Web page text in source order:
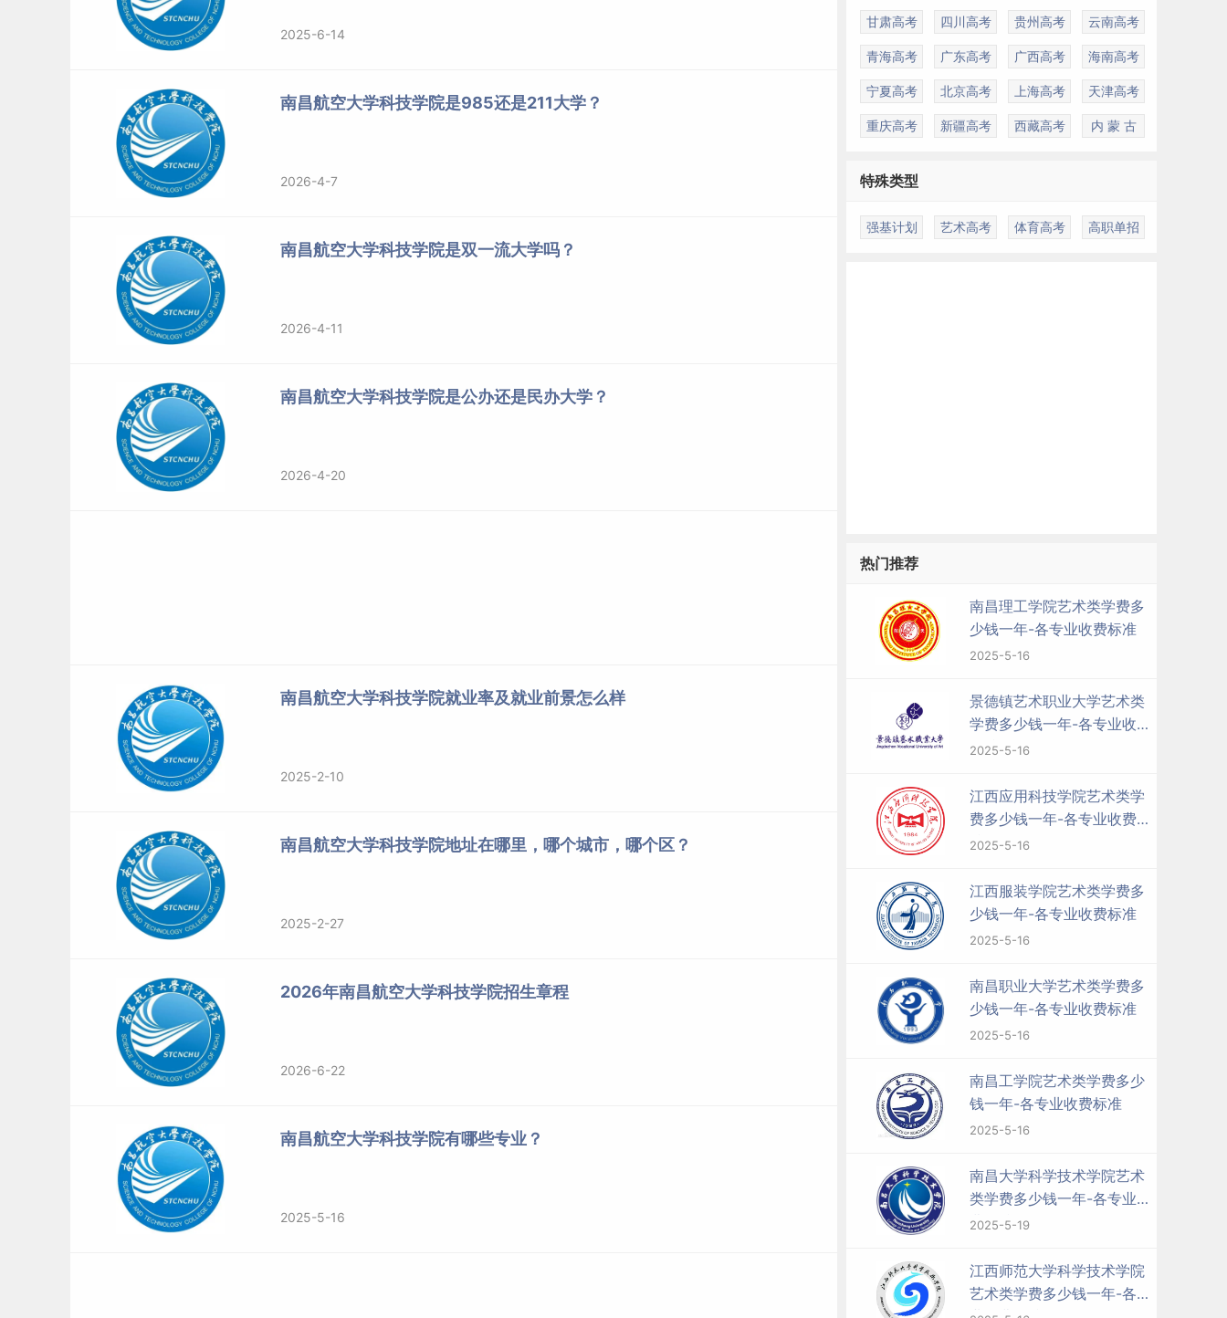
2025-6-14
南昌航空大学科技学院是985还是211大学？
2026-4-7
南昌航空大学科技学院是双一流大学吗？
2026-4-11
南昌航空大学科技学院是公办还是民办大学？
2026-4-20
南昌航空大学科技学院就业率及就业前景怎么样
2025-2-10
南昌航空大学科技学院地址在哪里，哪个城市，哪个区？
2025-2-27
2026年南昌航空大学科技学院招生章程
2026-6-22
南昌航空大学科技学院有哪些专业？
2025-5-16
甘肃高考 四川高考 贵州高考 云南高考
青海高考 广东高考 广西高考 海南高考
宁夏高考 北京高考 上海高考 天津高考
重庆高考 新疆高考 西藏高考 内 蒙 古
特殊类型
强基计划 艺术高考 体育高考 高职单招
热门推荐
南昌理工学院艺术类学费多
少钱一年-各专业收费标准
2025-5-16
景德镇艺术职业大学艺术类
学费多少钱一年-各专业收费
标准
2025-5-16
江西应用科技学院艺术类学
费多少钱一年-各专业收费标
准
2025-5-16
江西服装学院艺术类学费多
少钱一年-各专业收费标准
2025-5-16
南昌职业大学艺术类学费多
少钱一年-各专业收费标准
2025-5-16
南昌工学院艺术类学费多少
钱一年-各专业收费标准
2025-5-16
南昌大学科学技术学院艺术
类学费多少钱一年-各专业收
费标准
2025-5-19
江西师范大学科学技术学院
艺术类学费多少钱一年-各专